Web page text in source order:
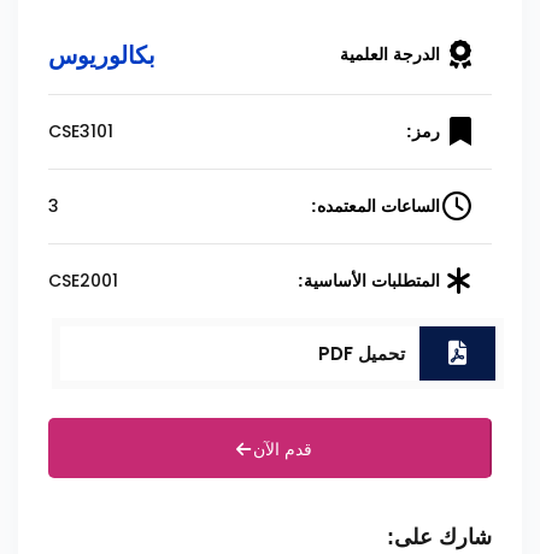
الدرجة العلمية بكالوريوس
رمز: CSE3101
الساعات المعتمده: 3
المتطلبات الأساسية: CSE2001
تحميل PDF
قدم الآن
شارك على: